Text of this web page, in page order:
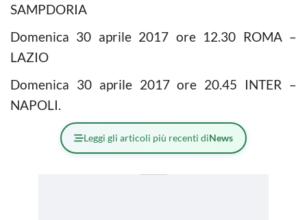
SAMPDORIA
Domenica 30 aprile 2017 ore 12.30 ROMA –
LAZIO
Domenica 30 aprile 2017 ore 20.45 INTER –
NAPOLI.
Leggi gli articoli più recenti diNews